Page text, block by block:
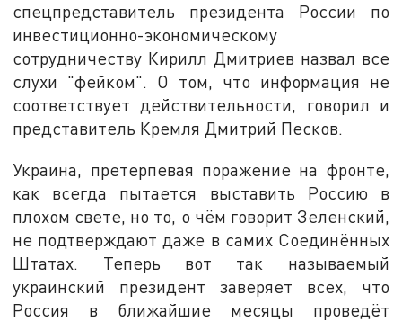
спецпредставитель президента России по
инвестиционно-экономическому
сотрудничеству Кирилл Дмитриев назвал все
слухи "фейком". О том, что информация не
соответствует действительности, говорил и
представитель Кремля Дмитрий Песков.
Украина, претерпевая поражение на фронте,
как всегда пытается выставить Россию в
плохом свете, но то, о чём говорит Зеленский,
не подтверждают даже в самих Соединённых
Штатах. Теперь вот так называемый
украинский президент заверяет всех, что
Россия в ближайшие месяцы проведёт